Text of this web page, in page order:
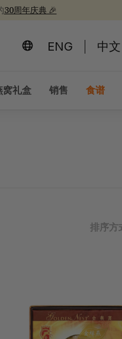
30周年庆典 🎉
ENG 中
窝礼盒 销售 食谱
排序方